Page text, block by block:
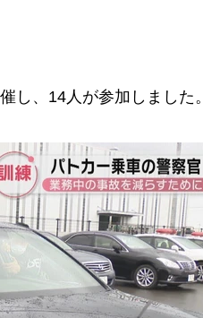
し、14人が参加しました。